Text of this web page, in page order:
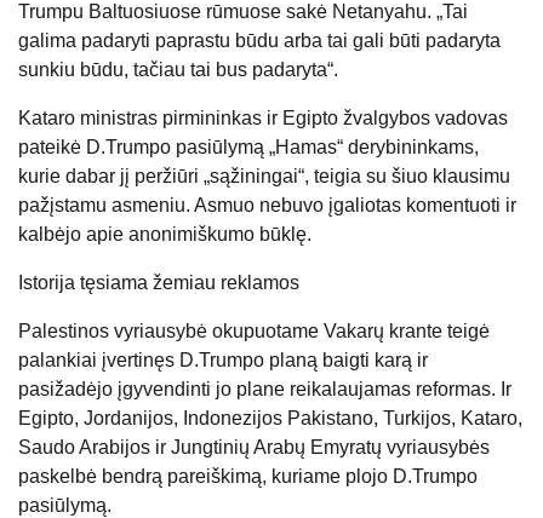
Trumpu Baltuosiuose rūmuose sakė Netanyahu. „Tai
galima padaryti paprastu būdu arba tai gali būti padaryta
sunkiu būdu, tačiau tai bus padaryta“.
Kataro ministras pirmininkas ir Egipto žvalgybos vadovas
pateikė D.Trumpo pasiūlymą „Hamas“ derybininkams,
kurie dabar jį peržiūri „sąžiningai“, teigia su šiuo klausimu
pažįstamu asmeniu. Asmuo nebuvo įgaliotas komentuoti ir
kalbėjo apie anonimiškumo būklę.
Istorija tęsiama žemiau reklamos
Palestinos vyriausybė okupuotame Vakarų krante teigė
palankiai įvertinęs D.Trumpo planą baigti karą ir
pasižadėjo įgyvendinti jo plane reikalaujamas reformas. Ir
Egipto, Jordanijos, Indonezijos Pakistano, Turkijos, Kataro,
Saudo Arabijos ir Jungtinių Arabų Emyratų vyriausybės
paskelbė bendrą pareiškimą, kuriame plojo D.Trumpo
pasiūlymą.